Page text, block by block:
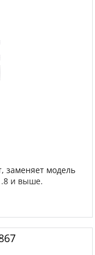
заменяет модель
и выше.